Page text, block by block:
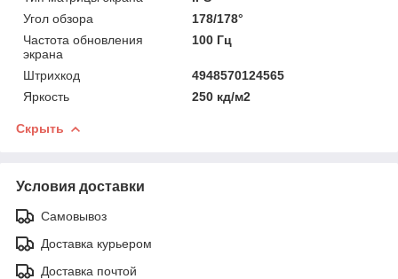
Угол обзора
178/178°
Частота обновления
экрана
100 Гц
Штрихкод
4948570124565
Яркость
250 кд/м2
Скрыть
Условия доставки
Самовывоз
Доставка курьером
Доставка почтой